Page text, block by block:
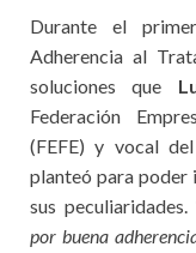
Durante el
Adherencia al
soluciones que
Federación
(FEFE) y vocal
planteó para poder
sus peculiaridades.
por buena